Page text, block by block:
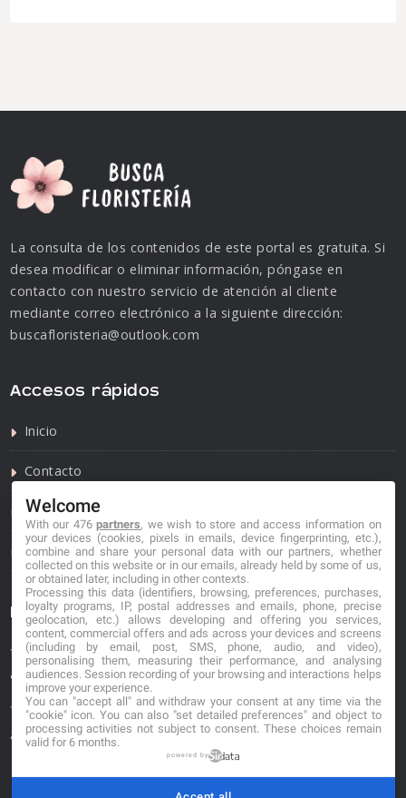
La consulta de los contenidos de este portal es gratuita. Si
desea modificar o eliminar información, póngase en
contacto con nuestro servicio de atención al cliente
mediante correo electrónico a la siguiente dirección:
buscafloristeria@outlook.com
Accesos rápidos
Inicio
Contacto
Política de privacidad
Política de cookies
Información de contacto
*No se garantiza que los datos mostrados estén
actualizados.
** Los precios mostrados son estimaciones y no se
garantiza su veracidad.
Welcome
With our 476partners, we wish to store and access information on
your devices (cookies, pixels in emails, device fingerprinting, etc.),
combine and share your personal data with our partners, whether
collected on this website or in our emails, already held by some of us,
or obtained later, including in other contexts.
Processing this data (identifiers, browsing, preferences, purchases,
loyalty programs, IP, postal addresses and emails, phone, precise
geolocation, etc.) allows developing and offering you services,
content, commercial offers and ads across your devices and screens
(including by email, post, SMS, phone, audio, and video),
personalising them, measuring their performance, and analysing
audiences. Session recording of your browsing and interactions helps
improve your experience.
You can "accept all" and withdraw your consent at any time via the
"cookie" icon. You can also "set detailed preferences" and object to
processing activities not subject to consent. These choices remain
valid for 6 months.
powered by